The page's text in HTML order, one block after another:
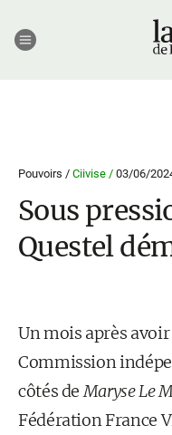
Pouvoirs / Ciivise / 03/06/
Sous
Questel
Un mois après
Commission
côtés deMaryse Le
Fédération France